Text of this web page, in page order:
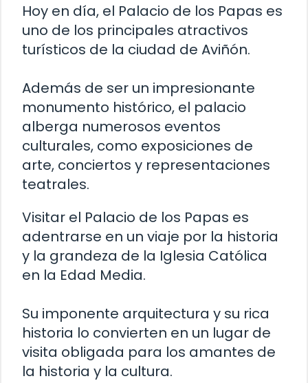
Hoy en día, el Palacio de los Papas es
uno de los principales atractivos
turísticos de la ciudad de Aviñón.
Además de ser un impresionante
monumento histórico, el palacio
alberga numerosos eventos
culturales, como exposiciones de
arte, conciertos y representaciones
teatrales.
Visitar el Palacio de los Papas es
adentrarse en un viaje por la historia
y la grandeza de la Iglesia Católica
en la Edad Media.
Su imponente arquitectura y su rica
historia lo convierten en un lugar de
visita obligada para los amantes de
la historia y la cultura.